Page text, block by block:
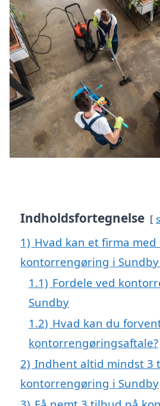
Indholdsfortegnelse
1) Hvad kan et firma med
kontorrengøring i
1.1) Fordele ved
Sundby
1.2) Hvad kan du
kontorrengøringsaftale?
2) Indhent altid mindst 3
kontorrengøring i Sundby